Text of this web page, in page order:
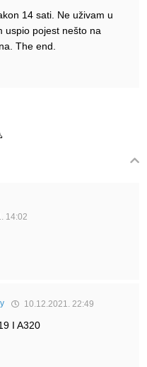
14 sati. Ne uživam u
uspio pojest nešto na
The end.
14:02
10.12.2021. 22:49
I A320